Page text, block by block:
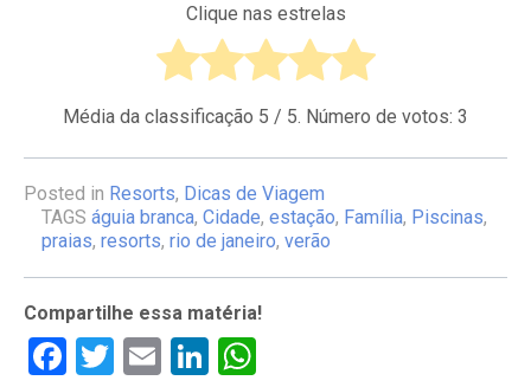
Clique nas estrelas
Média da classificação 5 / 5. Número de votos: 3
Posted in Resorts, Dicas de Viagem
TAGS águia branca, Cidade, estação, Família, Piscinas,
praias, resorts, rio de janeiro, verão
Compartilhe essa matéria!
Facebook
Twitter
EmailLinkedIn